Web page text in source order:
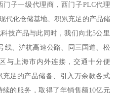
子一级代理商，西门子PLC代理
代化仓储基地、积累充足的产品储
技产品与此同时，我们向北5公里
线、沪杭高速公路、同三国道、松
与上海市内外连接，交通十分便
足的产品储备、引入万余款各式
的服务，取得了年销售额10亿元